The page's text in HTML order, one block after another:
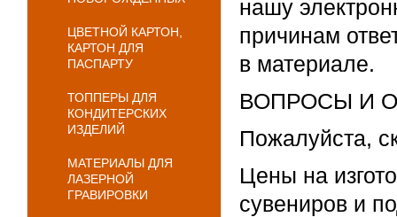
ЦВЕТНОЙ КАРТОН,
КАРТОН ДЛЯ
ПАСПАРТУ
ТОППЕРЫ ДЛЯ
КОНДИТЕРСКИХ
ИЗДЕЛИЙ
МАТЕРИАЛЫ ДЛЯ
ЛАЗЕРНОЙ
ГРАВИРОВКИ
нашу
причинам
в материале.
ВОПРОСЫ И
Пожалуйста,
Цены на
сувениров и